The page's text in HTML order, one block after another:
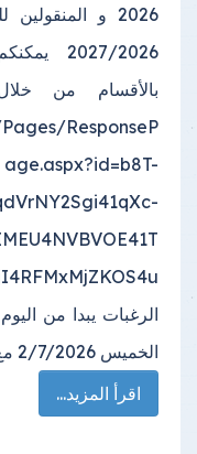
2026 و
2027/
بالأقسام من
ResponseP
age.aspx?id=b8T-
الخميس 2/7/2026 مع…
اقرأ المزيد...